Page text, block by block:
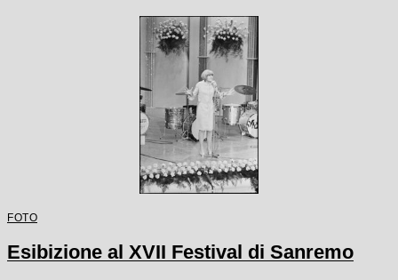
FOTO
Esibizione al XVII Festival di Sanremo